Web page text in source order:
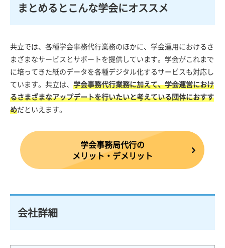
まとめるとこんな学会にオススメ
共立では、各種学会事務代行業務のほかに、学会運用におけるさ
まざまなサービスとサポートを提供しています。学会がこれまで
に培ってきた紙のデータを各種デジタル化するサービスも対応し
ています。共立は、 学会事務代行業務に加えて、学会運営におけ
るさまざまなアップデートを行いたいと考えている団体におすす
めだといえます。
学会事務局代行の
メリット・デメリット
会社詳細